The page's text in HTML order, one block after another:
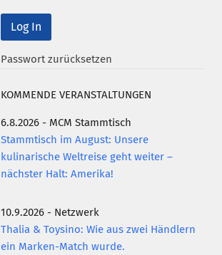
Passwort zurücksetzen
KOMMENDE VERANSTALTUNGEN
6.8.2026 - MCM Stammtisch
Stammtisch im August: Unsere
kulinarische Weltreise geht weiter –
nächster Halt: Amerika!
10.9.2026 - Netzwerk
Thalia & Toysino: Wie aus zwei Händlern
ein Marken-Match wurde.